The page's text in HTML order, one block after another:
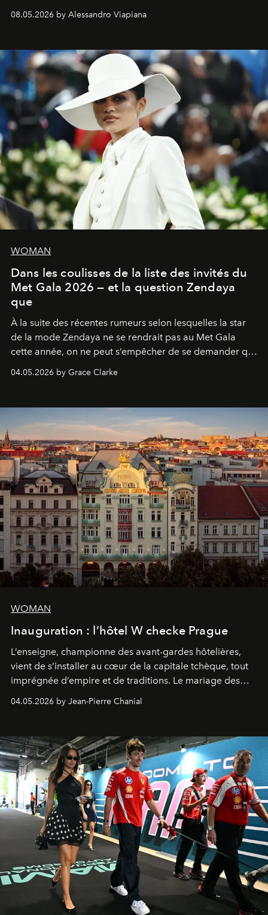
signe un takeover entre boutiques, hôtels, bateaux et
fragrances. L’une des opérations de style les plus
08.05.2026 by Alessandro Viapiana
WOMAN
Dans les coulisses de la liste des invités du
Met Gala 2026 — et la question Zendaya
que
À la suite des récentes rumeurs selon lesquelles la star
de la mode Zendaya ne se rendrait pas au Met Gala
cette année, on ne peut s’empêcher de se demander qui
sera présent.
04.05.2026 by Grace Clarke
WOMAN
Inauguration : l’hôtel W checke Prague
L’enseigne, championne des avant-gardes hôtelières,
vient de s’installer au cœur de la capitale tchèque, tout
imprégnée d’empire et de traditions. Le mariage des
extrêmes fait merveille.
04.05.2026 by Jean-Pierre Chanial